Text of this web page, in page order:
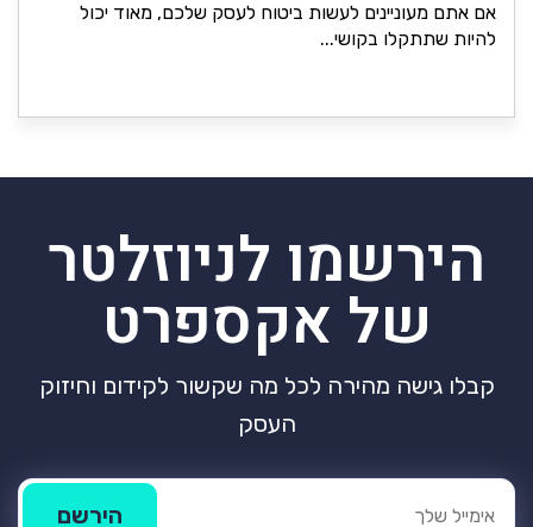
אם אתם מעוניינים לעשות ביטוח לעסק שלכם, מאוד יכול
להיות שתתקלו בקושי...
הירשמו לניוזלטר
של אקספרט
קבלו גישה מהירה לכל מה שקשור לקידום וחיזוק
העסק